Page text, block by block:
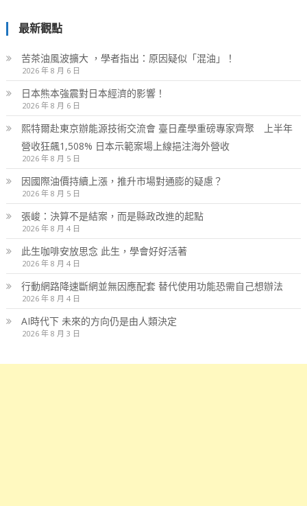
最新觀點
苦茶油風波擴大 ，學者指出：原因疑似「混油」！
2026 年 8 月 6 日
日本熊本強震對日本經濟的影響！
2026 年 8 月 6 日
熙特爾赴東京辦能源技術交流會 臺日產學重磅專家齊聚 上半年
營收狂飆1,508% 日本示範案場上線挹注海外營收
2026 年 8 月 5 日
因國際油價持續上漲，推升市場對通膨的疑慮？
2026 年 8 月 5 日
張峻：決算不是結案，而是縣政改進的起點
2026 年 8 月 4 日
此生咖啡安放思念 此生，學會好好活著
2026 年 8 月 4 日
行動網路降速斷網並無因應配套 替代使用功能恐需自己想辦法
2026 年 8 月 4 日
AI時代下 未來的方向仍是由人類決定
2026 年 8 月 3 日